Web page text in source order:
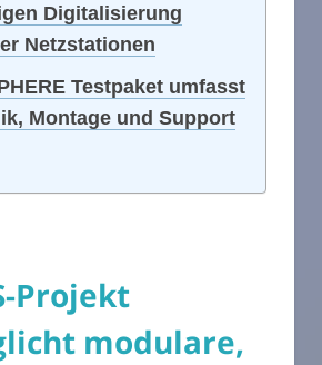
Digitalisierung
Netzstationen
Testpaket umfasst
Montage und Support
Projekt
modulare,